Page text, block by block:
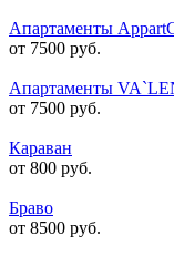
Апартаменты
от 7500 руб.
Апартаменты
от 7500 руб.
Караван
от 800 руб.
Браво
от 8500 руб.